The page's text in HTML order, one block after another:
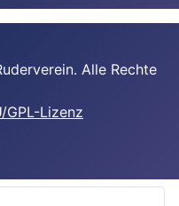
Alle Rechte
GPL-Lizenz